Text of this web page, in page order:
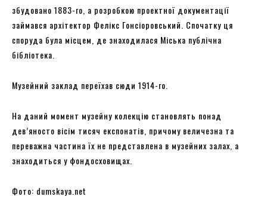
збудовано 1883-го, а розробкою проектної документації
займався архітектор Фелікс Гонсіоровський. Спочатку ця
споруда була місцем, де знаходилася Міська публічна
бібліотека.
Музейний заклад переїхав сюди 1914-го.
На даний момент музейну колекцію становлять понад
дев’яносто вісім тисяч експонатів, причому величезна та
переважна частина їх не представлена ​​в музейних залах, а
знаходиться у фондосховищах.
Фото: dumskaya.net